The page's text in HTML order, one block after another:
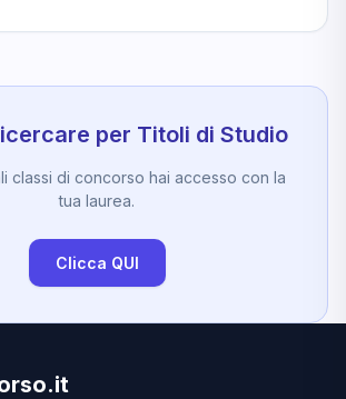
per Titoli di Studio
classi di concorso hai accesso con la
tua laurea.
Clicca QUI